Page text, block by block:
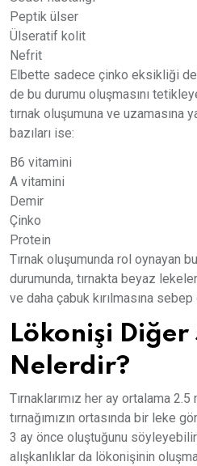
Peptik ülser
Ülseratif kolit
Nefrit
Elbette sadece çinko eksikliği
de bu durumu oluşmasını
tırnak oluşumuna ve uzamasına
bazıları ise:
B6 vitamini
A vitamini
Demir
Çinko
Protein
Tırnak oluşumunda rol oynayan
durumunda, tırnakta beyaz
ve daha çabuk kırılmasına sebep
Lökonişi
Nelerdir?
Tırnaklarımız her ay ortalama
tırnağımızın ortasında bir leke
3 ay önce oluştuğunu
alışkanlıklar da lökonişinin